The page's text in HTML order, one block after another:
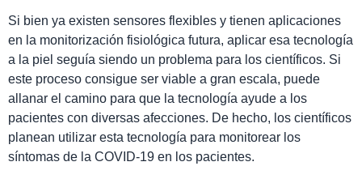
Si bien ya existen sensores flexibles y tienen aplicaciones
en la monitorización fisiológica futura, aplicar esa tecnología
a la piel seguía siendo un problema para los científicos. Si
este proceso consigue ser viable a gran escala, puede
allanar el camino para que la tecnología ayude a los
pacientes con diversas afecciones. De hecho, los científicos
planean utilizar esta tecnología para monitorear los
síntomas de la COVID-19 en los pacientes.